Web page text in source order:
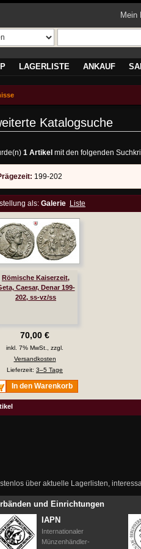
Mein
LAGERLISTE ANKAUF
Katalogsuche
1 Artikel mit den folgenden
199-202
als: Galerie Liste
Römische Kaiserzeit,
Caesar, Denar 199-
202, ss-vz/ss
70,00 €
inkl. 7% MwSt., zzgl.
Versandkosten
Lieferzeit: 3–5 Tage
In den Warenkorb
über aktuelle Lagerlisten,
und Einrichtungen
IAPN
Internationaler
Münzenhändler-